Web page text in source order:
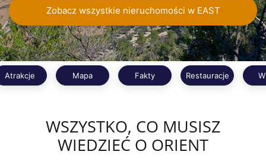
Zobacz wszystkie nieruchomości w EAST
Atrakcje Mapa Fakty Restauracje
WSZYSTKO, CO MUSISZ
WIEDZIEĆ O ORIENT